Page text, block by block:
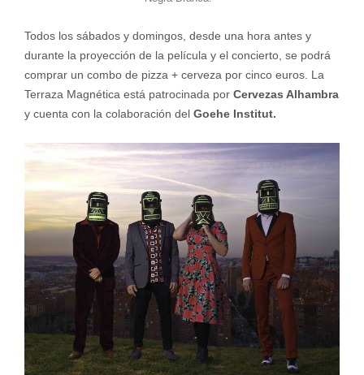
Todos los sábados y domingos, desde una hora antes y
durante la proyección de la película y el concierto, se podrá
comprar un combo de pizza + cerveza por cinco euros. La
Terraza Magnética está patrocinada por Cervezas Alhambra
y cuenta con la colaboración del Goehe Institut.